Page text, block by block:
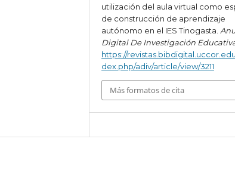
utilización del aula virtual como
de construcción de aprendizaje
autónomo en el IES Tinogasta.
Digital De Investigación
https://
dex.php/adiv/article/view/3211
Más formatos de cita